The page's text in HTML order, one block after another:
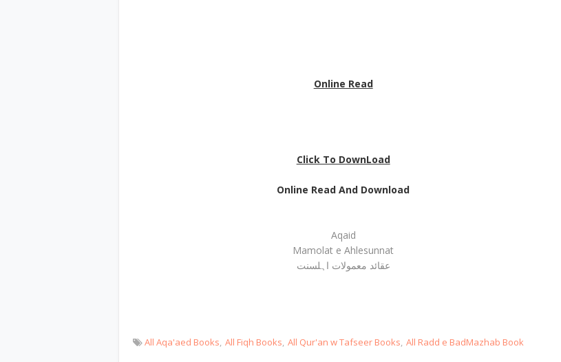
Online Read
Click To DownLoad
Online Read And Download
Aqaid
Mamolat e Ahlesunnat
عقائد معمولات اہلسنت
All Aqa'aed Books All Fiqh Books All Qur'an w Tafseer Books All Radd e BadMazhab Book